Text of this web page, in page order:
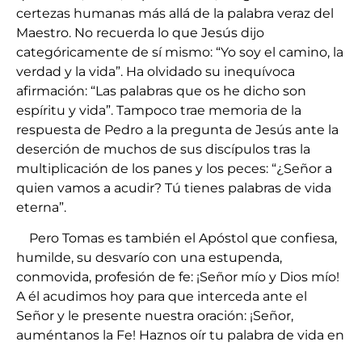
certezas humanas más allá de la palabra veraz del
Maestro. No recuerda lo que Jesús dijo
categóricamente de sí mismo: “Yo soy el camino, la
verdad y la vida”. Ha olvidado su inequívoca
afirmación: “Las palabras que os he dicho son
espíritu y vida”. Tampoco trae memoria de la
respuesta de Pedro a la pregunta de Jesús ante la
deserción de muchos de sus discípulos tras la
multiplicación de los panes y los peces: “¿Señor a
quien vamos a acudir? Tú tienes palabras de vida
eterna”.
Pero Tomas es también el Apóstol que confiesa,
humilde, su desvarío con una estupenda,
conmovida, profesión de fe: ¡Señor mío y Dios mío!
A él acudimos hoy para que interceda ante el
Señor y le presente nuestra oración: ¡Señor,
auméntanos la Fe! Haznos oír tu palabra de vida en